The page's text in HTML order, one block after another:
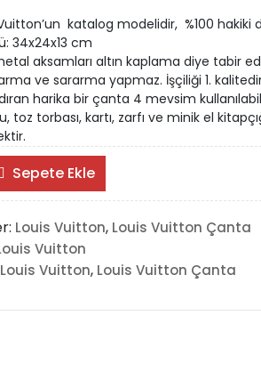
katalog modelidir, %100 hakiki
34x24x13 cm
aksamları altın kaplama diye tabir
ve sararma yapmaz. İşçiliği 1.
harika bir çanta 4 mevsim
toz torbası, kartı, zarfı ve minik el
Sepete Ekle
Louis Vuitton, Louis Vuitton Çanta
Vuitton
Louis Vuitton, Louis Vuitton Çanta